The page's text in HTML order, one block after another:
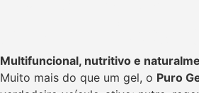
Multifuncional, nutritivo e
Muito mais do que um gel, o Puro